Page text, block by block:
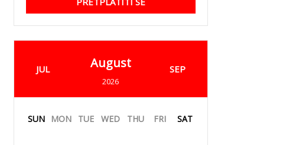
JUL August
2026
SEP
SUN MON TUE WED THU FRI SAT